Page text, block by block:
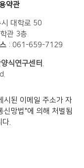
약관
대학로 50
관 3층
: 061-659-7129
식연구센터
시된 이메일 주소가 자
신망법"에 의해 처벌됨
.